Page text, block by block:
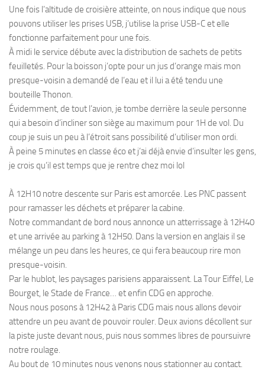
Une fois l’altitude de croisière atteinte, on nous indique que nous
pouvons utiliser les prises USB, j’utilise la prise USB-C et elle
fonctionne parfaitement pour une fois.
À midi le service débute avec la distribution de sachets de petits
feuilletés. Pour la boisson j’opte pour un jus d’orange mais mon
presque-voisin a demandé de l’eau et il lui a été tendu une
bouteille Thonon.
Évidemment, de tout l’avion, je tombe derrière la seule personne
qui a besoin d’incliner son siège au maximum pour 1H de vol. Du
coup je suis un peu à l’étroit sans possibilité d’utiliser mon ordi.
À peine 5 minutes en classe éco et j’ai déjà envie d’insulter les gens,
je crois qu’il est temps que je rentre chez moi lol
À 12H10 notre descente sur Paris est amorcée. Les PNC passent
pour ramasser les déchets et préparer la cabine.
Notre commandant de bord nous annonce un atterrissage à 12H40
et une arrivée au parking à 12H50. Dans la version en anglais il se
mélange un peu dans les heures, ce qui fera beaucoup rire mon
presque-voisin.
Par le hublot, les paysages parisiens apparaissent. La Tour Eiffel, Le
Bourget, le Stade de France… et enfin CDG en approche.
Nous nous posons à 12H42 à Paris CDG mais nous allons devoir
attendre un peu avant de pouvoir rouler. Deux avions décollent sur
la piste juste devant nous, puis nous sommes libres de poursuivre
notre roulage.
Au bout de 10 minutes nous venons nous stationner au contact.